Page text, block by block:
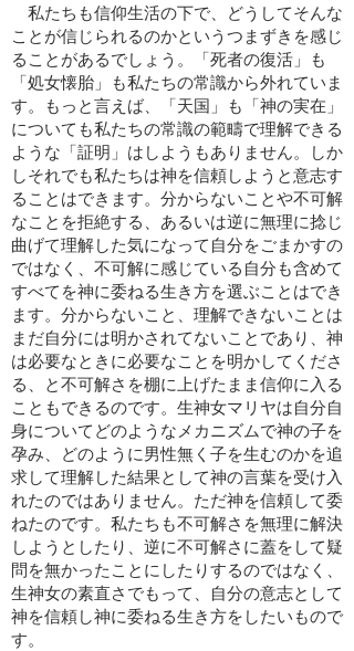
私たちも信仰生活の下で、どうしてそんな
ことが信じられるのかというつまずきを感じ
ることがあるでしょう。「死者の復活」も
「処女懐胎」も私たちの常識から外れていま
す。もっと言えば、「天国」も「神の実在」
についても私たちの常識の範疇で理解できる
ような「証明」はしようもありません。しか
しそれでも私たちは神を信頼しようと意志す
ることはできます。分からないことや不可解
なことを拒絶する、あるいは逆に無理に捻じ
曲げて理解した気になって自分をごまかすの
ではなく、不可解に感じている自分も含めて
すべてを神に委ねる生き方を選ぶことはでき
ます。分からないこと、理解できないことは
まだ自分には明かされてないことであり、神
は必要なときに必要なことを明かしてくださ
る、と不可解さを棚に上げたまま信仰に入る
こともできるのです。生神女マリヤは自分自
身についてどのようなメカニズムで神の子を
孕み、どのように男性無く子を生むのかを追
求して理解した結果として神の言葉を受け入
れたのではありません。ただ神を信頼して委
ねたのです。私たちも不可解さを無理に解決
しようとしたり、逆に不可解さに蓋をして疑
問を無かったことにしたりするのではなく、
生神女の素直さでもって、自分の意志として
神を信頼し神に委ねる生き方をしたいもので
す。